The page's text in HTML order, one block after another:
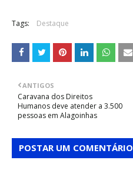
Tags: Destaque
ANTIGOS
Caravana dos Direitos
Humanos deve atender a 3.500
pessoas em Alagoinhas
POSTAR UM COMENTÁRIO